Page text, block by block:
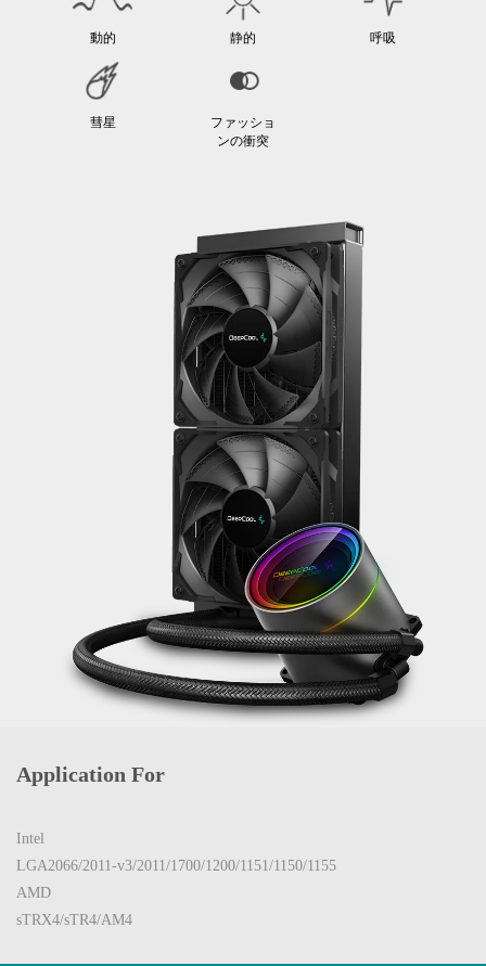
動的 静的 呼吸
彗星
ファッショ
ンの衝突
Application For
Intel
LGA2066/2011-v3/2011/1700/1200/1151/1150/1155
AMD
sTRX4/sTR4/AM4